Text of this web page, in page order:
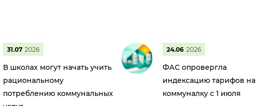
31.07 2026
В школах могут начать учить
рациональному
потреблению коммунальных
24.06 2026
ФАС опровергла
индексацию тарифов на
коммуналку с 1 июля